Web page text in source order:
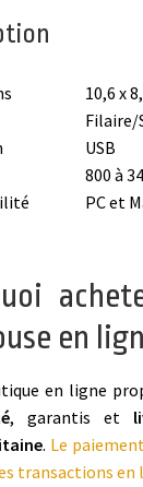
10,6 x
USB
800 à
PC et
en
en ligne
, garantis et
. Le
transactions en